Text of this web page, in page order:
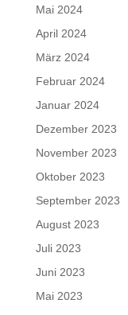
Mai 2024
April 2024
März 2024
Februar 2024
Januar 2024
Dezember 2023
November 2023
Oktober 2023
September 2023
August 2023
Juli 2023
Juni 2023
Mai 2023